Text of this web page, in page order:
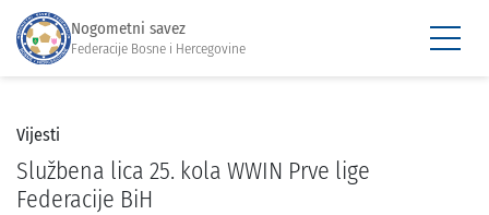
Nogometni savez
Federacije Bosne i Hercegovine
Vijesti
Službena lica 25. kola WWIN Prve lige
Federacije BiH